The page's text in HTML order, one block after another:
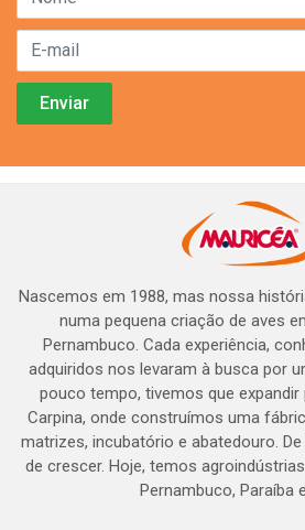
Nascemos em 1988, mas nossa
numa pequena criação de aves
Pernambuco. Cada experiência,
adquiridos nos levaram à busca por
pouco tempo, tivemos que
Carpina, onde construímos uma
matrizes, incubatório e abatedouro.
de crescer. Hoje, temos
Pernambuco, Paraíba